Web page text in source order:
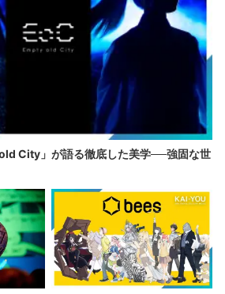
City」が語る徹底した美学──強固な世